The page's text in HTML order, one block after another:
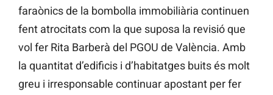
faraònics de la bombolla immobiliària continuen
fent atrocitats com la que suposa la revisió que
vol fer Rita Barberà del PGOU de València. Amb
la quantitat d’edificis i d’habitatges buits és molt
greu i irresponsable continuar apostant per fer